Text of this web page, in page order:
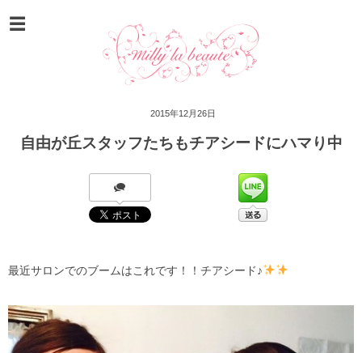
2015年12月26日
自由が丘スタッフたちもチアシードにハマり中
最近サロンでのブームはこれです！！チアシード♪